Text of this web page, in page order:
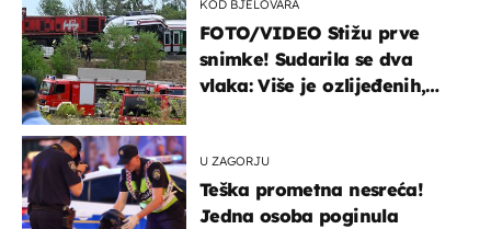
KOD BJELOVARA
FOTO/VIDEO Stižu prve
snimke! Sudarila se dva
vlaka: Više je ozlijeđenih,
U ZAGORJU
Teška prometna nesreća!
Jedna osoba poginula